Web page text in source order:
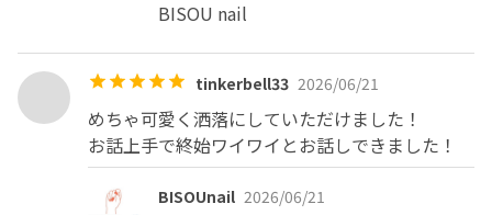
BISOU nail
tinkerbell33 2026/06/21
めちゃ可愛く洒落にしていただけました！
お話上手で終始ワイワイとお話しできました！
BISOUnail 2026/06/21